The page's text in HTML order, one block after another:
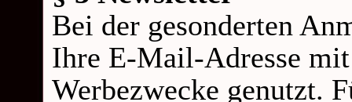
Bei der gesonderten
Ihre E-Mail-Adresse
Werbezwecke genutzt.